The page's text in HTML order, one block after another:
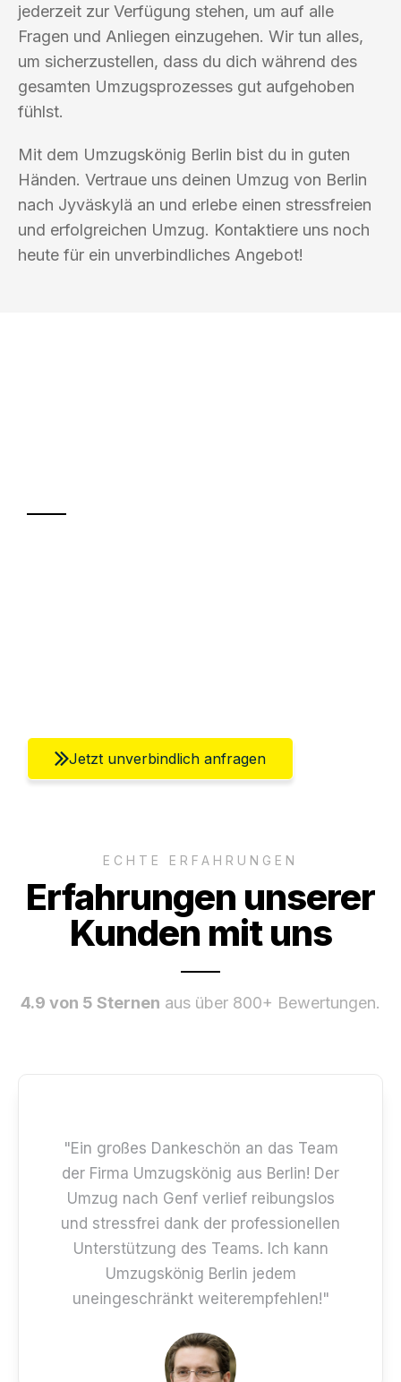
jederzeit zur Verfügung stehen, um auf alle
Fragen und Anliegen einzugehen. Wir tun alles,
um sicherzustellen, dass du dich während des
gesamten Umzugsprozesses gut aufgehoben
fühlst.
Mit dem Umzugskönig Berlin bist du in guten
Händen. Vertraue uns deinen Umzug von Berlin
nach Jyväskylä an und erlebe einen stressfreien
und erfolgreichen Umzug. Kontaktiere uns noch
heute für ein unverbindliches Angebot!
Jetzt unverbindlich anfragen
ECHTE ERFAHRUNGEN
Erfahrungen unserer
Kunden mit uns
4.9 von 5 Sternen aus über 800+ Bewertungen.
"Ein großes Dankeschön an das Team
der Firma Umzugskönig aus Berlin! Der
Umzug nach Genf verlief reibungslos
und stressfrei dank der professionellen
Unterstützung des Teams. Ich kann
Umzugskönig Berlin jedem
uneingeschränkt weiterempfehlen!"